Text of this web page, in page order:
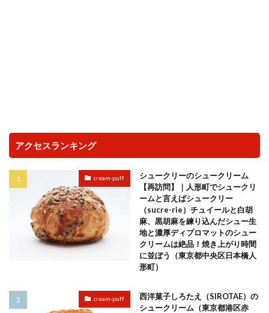
アクセスランキング
cream-puff
シュークリーのシュークリーム
【再訪問】｜人形町でシュークリ
ームと言えばシュークリー
（sucre-rie）チュイールと白胡
麻、黒胡麻を練り込んだシュー生
地と濃厚ディプロマットのシュー
クリームは絶品！焼き上がり時間
に並ぼう（東京都中央区日本橋人
形町）
cream-puff
西洋菓子しろたえ（SIROTAE）の
シュークリーム（東京都港区赤